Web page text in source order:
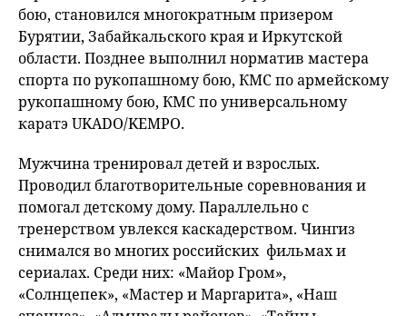
бою, становился многократным призером
Бурятии, Забайкальского края и Иркутской
области. Позднее выполнил норматив мастера
спорта по рукопашному бою, КМС по армейскому
рукопашному бою, КМС по универсальному
каратэ UKADO/KEMPO.
Мужчина тренировал детей и взрослых.
Проводил благотворительные соревнования и
помогал детскому дому. Параллельно с
тренерством увлекся каскадерством. Чингиз
снимался во многих российских фильмах и
сериалах. Среди них: «Майор Гром»,
«Солнцепек», «Мастер и Маргарита», «Наш